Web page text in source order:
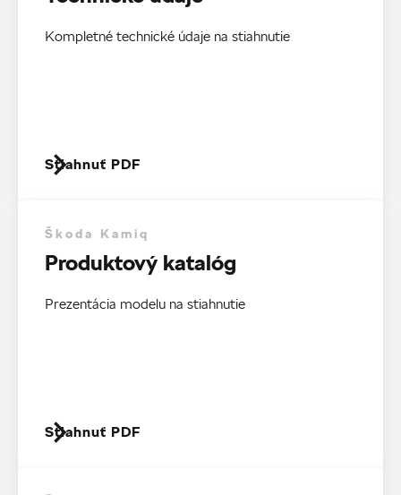
Kompletné technické údaje na stiahnutie
Stiahnuť PDF
Škoda Kamiq
Produktový katalóg
Prezentácia modelu na stiahnutie
Stiahnuť PDF